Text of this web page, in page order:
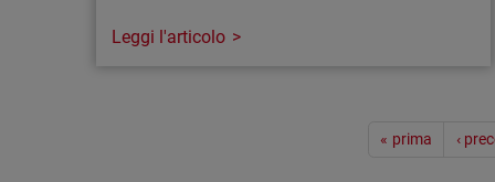
Microsoft Defender vs. MDR: cosa
Leggi l'articolo
« prima ‹